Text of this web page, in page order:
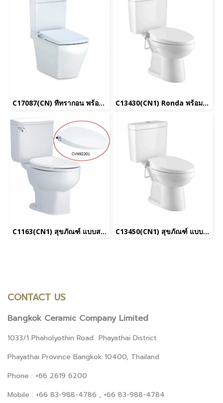
C17087(CN) ทีทรากอน พร้อมฝารองนั่งคอนวีเนียนซ์ CVN92200 (UC+)_ยกเลิกการผลิต C13430(CN1) Ronda พร้อมฝารองนั่งคอนวีเนียนซ์ CVN92201 (UC+)
C1163(CN1) สุขภัณฑ์ แบบสองชิ้น 6 ลิตร รุ่น VANDORIA+CVN92201_ยกเลิกการผลิต C13450(CN1) สุขภัณฑ์ แบบสองชิ้น 3/4.5 ลิตร รุ่น RENDEL+CVN92201
CONTACT US
Bangkok Ceramic Company Limited
1033/1 Phaholyothin Road Phayathai District
Phayathai Province Bangkok 10400, Thailand
Phone : +66 2619 6200
Mobile : +66 83-988-4786 , +66 83-988-4784